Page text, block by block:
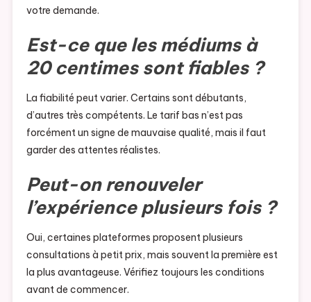
votre demande.
Est-ce que les médiums à
20 centimes sont fiables ?
La fiabilité peut varier. Certains sont débutants,
d’autres très compétents. Le tarif bas n’est pas
forcément un signe de mauvaise qualité, mais il faut
garder des attentes réalistes.
Peut-on renouveler
l’expérience plusieurs fois ?
Oui, certaines plateformes proposent plusieurs
consultations à petit prix, mais souvent la première est
la plus avantageuse. Vérifiez toujours les conditions
avant de commencer.